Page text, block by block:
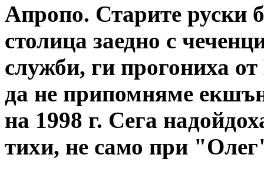
Апропо. Старите руски
столица заедно с
служби, ги прогониха
да не припомняме
на 1998 г. Сега
тихи, не само при